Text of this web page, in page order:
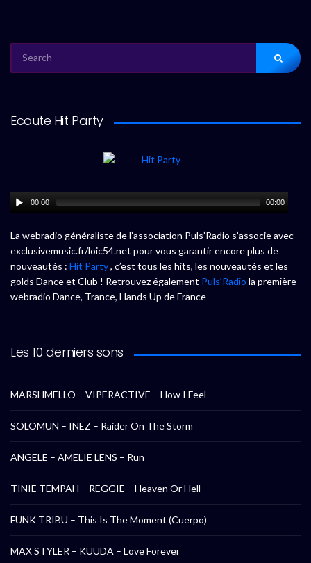
FOR:
Ecoute Hit Party
00:00 00:00
La webradio généraliste de l’association Puls’Radio s’associe avec
exclusivemusic.fr/loic54.net pour vous garantir encore plus de
nouveautés : Hit Party, c’est tous les hits, les nouveautés et les
golds Dance et Club ! Retrouvez également Puls’Radio la première
webradio Dance, Trance, Hands Up de France
Les 10 derniers sons
MARSHMELLO – VIPERACTIVE – How I Feel
SOLOMUN – INEZ – Raider On The Storm
ANGELE – AMELIE LENS – Run
TINIE TEMPAH – REGGIE – Heaven Or Hell
FUNK TRIBU – This Is The Moment (Cuerpo)
MAX STYLER – KUUDA – Love Forever